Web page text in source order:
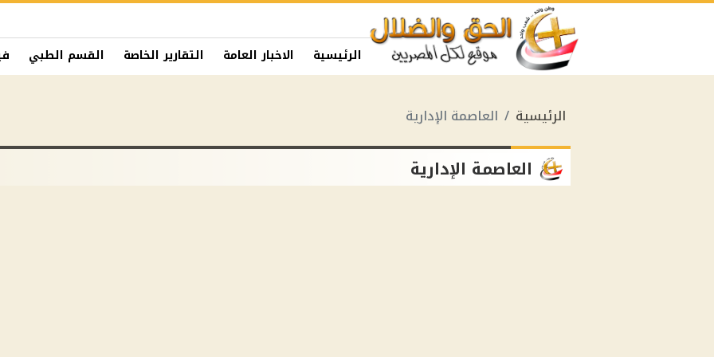
الرئيسية الاخبار العامة التقارير الخاصة القسم الطبي
الرئيسية العاصمة الإدارية
العاصمة الإدارية